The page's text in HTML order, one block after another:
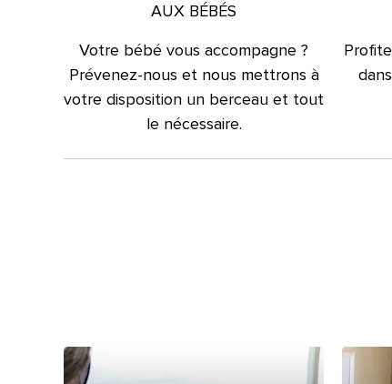
AUX BÉBÉS
Votre bébé vous accompagne ?
Prévenez-nous et nous mettrons à
votre disposition un berceau et tout
le nécessaire.